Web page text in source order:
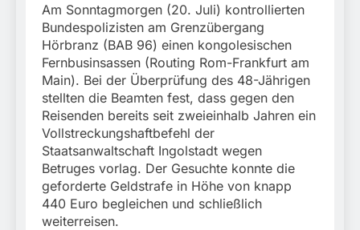
Am Sonntagmorgen (20. Juli) kontrollierten
Bundespolizisten am Grenzübergang
Hörbranz (BAB 96) einen kongolesischen
Fernbusinsassen (Routing Rom-Frankfurt am
Main). Bei der Überprüfung des 48-Jährigen
stellten die Beamten fest, dass gegen den
Reisenden bereits seit zweieinhalb Jahren ein
Vollstreckungshaftbefehl der
Staatsanwaltschaft Ingolstadt wegen
Betruges vorlag. Der Gesuchte konnte die
geforderte Geldstrafe in Höhe von knapp
440 Euro begleichen und schließlich
weiterreisen.